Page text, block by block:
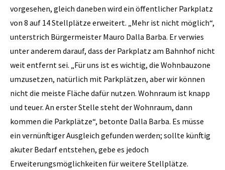
vorgesehen, gleich daneben wird ein öffentlicher Parkplatz
von 8 auf 14 Stellplätze erweitert. „Mehr ist nicht möglich“,
unterstrich Bürgermeister Mauro Dalla Barba. Er verwies
unter anderem darauf, dass der Parkplatz am Bahnhof nicht
weit entfernt sei. „Für uns ist es wichtig, die Wohnbauzone
umzusetzen, natürlich mit Parkplätzen, aber wir können
nicht die meiste Fläche dafür nutzen. Wohnraum ist knapp
und teuer. An erster Stelle steht der Wohnraum, dann
kommen die Parkplätze“, betonte Dalla Barba. Es müsse
ein vernünftiger Ausgleich gefunden werden; sollte künftig
akuter Bedarf entstehen, gebe es jedoch
Erweiterungsmöglichkeiten für weitere Stellplätze.